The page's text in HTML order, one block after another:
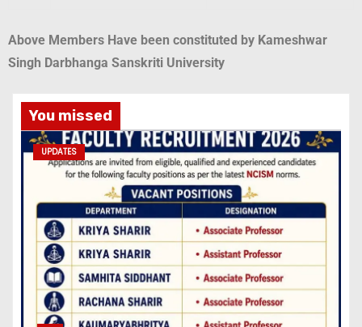
Above Members Have been constituted by Kameshwar
Singh Darbhanga Sanskriti University
You missed
UPDATES